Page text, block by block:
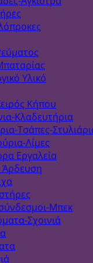
Υλικό
Κήπου
Κλαδευτήρια
Τσάπες-
Λίμες
Εργαλεία
Άρδευση
Μπεκ
Σχοινιά